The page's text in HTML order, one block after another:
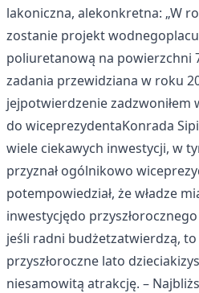
lakoniczna, alekonkretna: „W
zostanie projekt
poliuretanową na powierzchni
zadania przewidziana w roku
jejpotwierdzenie zadzwoniłem
do wiceprezydentaKonrada
wiele ciekawych inwestycji, w
przyznał ogólnikowo
potempowiedział, że władze
inwestycjędo
jeśli radni budżetzatwierdzą,
przyszłoroczne lato
niesamowitą atrakcję. –